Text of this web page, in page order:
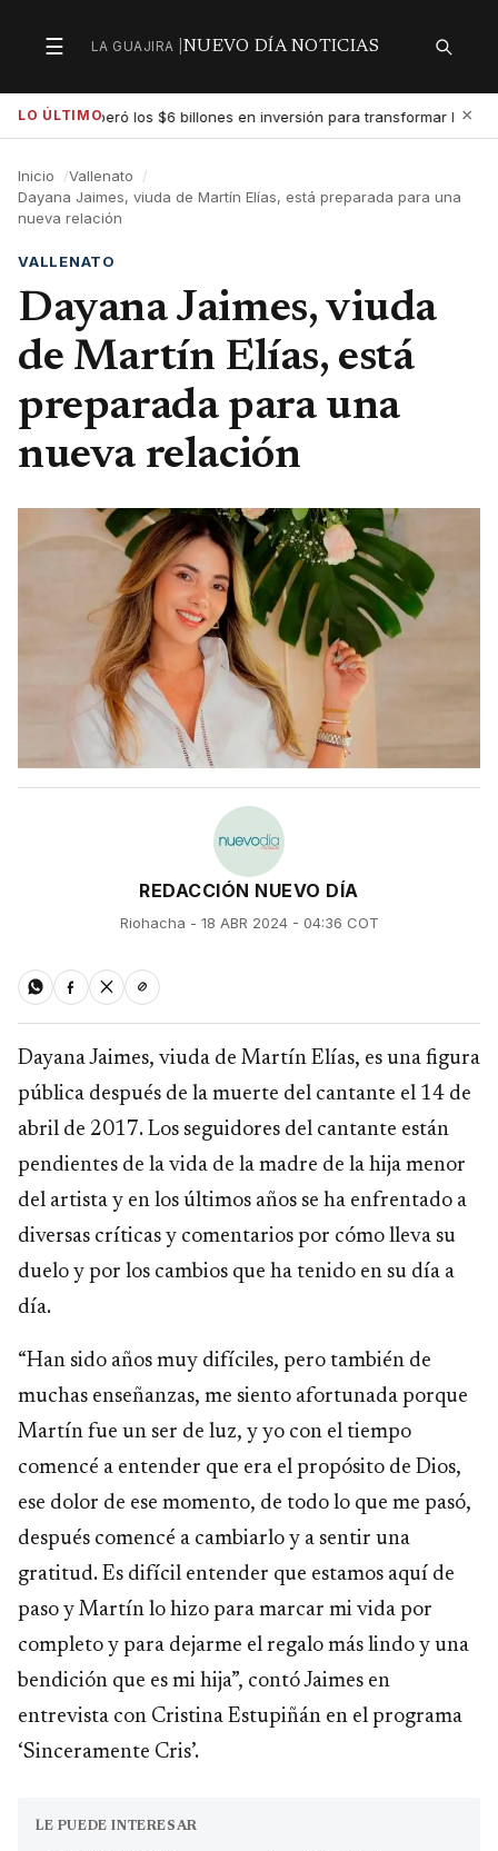
☰
SeccionesLA GUAJIRA | NUEVO DÍA NOTICIAS Buscar
LO ÚLTIMO
superó los $6 billones en inversión para transformar la educación
×
Inicio
Vallenato
Dayana Jaimes, viuda de Martín Elías, está preparada para una
nueva relación
VALLENATO
Dayana Jaimes, viuda
de Martín Elías, está
preparada para una
nueva relación
REDACCIÓN NUEVO DÍA
Riohacha - 18 ABR 2024 - 04:36 COT
Dayana Jaimes, viuda de Martín Elías, es una figura
pública después de la muerte del cantante el 14 de
abril de 2017. Los seguidores del cantante están
pendientes de la vida de la madre de la hija menor
del artista y en los últimos años se ha enfrentado a
diversas críticas y comentarios por cómo lleva su
duelo y por los cambios que ha tenido en su día a
día.
“Han sido años muy difíciles, pero también de
muchas enseñanzas, me siento afortunada porque
Martín fue un ser de luz, y yo con el tiempo
comencé a entender que era el propósito de Dios,
ese dolor de ese momento, de todo lo que me pasó,
después comencé a cambiarlo y a sentir una
gratitud. Es difícil entender que estamos aquí de
paso y Martín lo hizo para marcar mi vida por
completo y para dejarme el regalo más lindo y una
bendición que es mi hija”, contó Jaimes en
entrevista con Cristina Estupiñán en el programa
‘Sinceramente Cris’.
LE PUEDE INTERESAR